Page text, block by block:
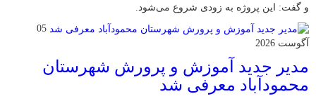
و گفت: این پروژه به زودی شروع می‌شود.
05
آگوست 2026
مدیر جدید آموزش و پرورش شهرستان
محمودآباد معرفی شد